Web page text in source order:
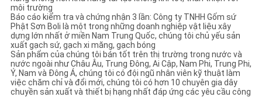
môi trường
Báo cáo kiểm tra và chứng nhận 3 lần: Công ty TNHH Gốm sứ
Phật Sơn Boli là một trong những doanh nghiệp vật liệu xây
dựng lớn nhất ở miền Nam Trung Quốc, chúng tôi chủ yếu sản
xuất gạch sứ, gạch xi măng, gạch bóng
Sản phẩm của chúng tôi bán tốt trên thị trường trong nước và
nước ngoài như Châu Âu, Trung Đông, Ai Cập, Nam Phi, Trung Phi,
Ý, Nam và Đông Á, chúng tôi có đội ngũ nhân viên kỹ thuật làm
việc chăm chỉ và đổi mới, chúng tôi có hơn 10 chuyên gia dây
chuyền sản xuất và thiết bị hạng nhất đáp ứng các yêu cầu công